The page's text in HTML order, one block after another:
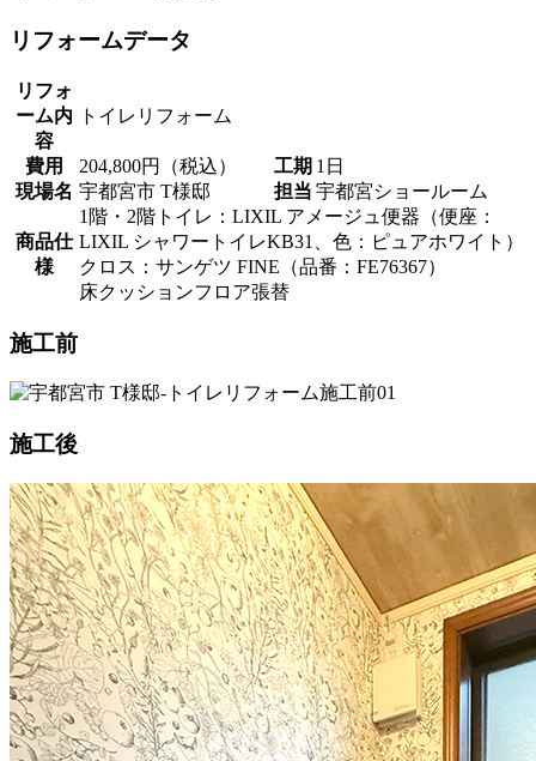
リフォームデータ
リフォ
ーム内
容
トイレリフォーム
費用 204,800円（税込） 工期 1日
現場名 宇都宮市 T様邸 担当 宇都宮ショールーム
商品仕
様
1階・2階トイレ：LIXIL アメージュ便器（便座：
LIXIL シャワートイレKB31、色：ピュアホワイト）
クロス：サンゲツ FINE（品番：FE76367）
床クッションフロア張替
施工前
施工後